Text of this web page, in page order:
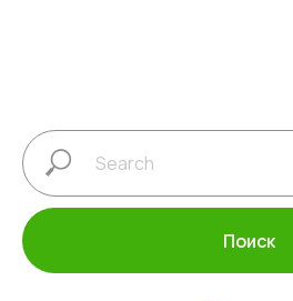
Поиск